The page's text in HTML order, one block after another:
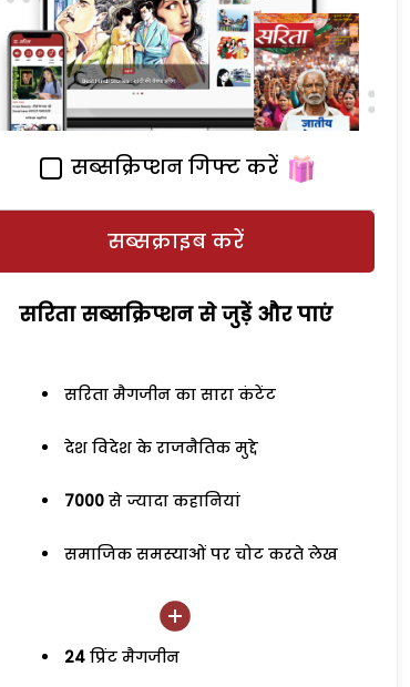
सब्सक्रिप्शन गिफ्ट करें
सब्सक्राइब करें
सरिता सब्सक्रिप्शन से जुड़ेें और पाएं
सरिता मैगजीन का सारा कंटेंट
देश विदेश के राजनैतिक मुद्दे
7000 से ज्यादा कहानियां
समाजिक समस्याओं पर चोट करते लेख
24 प्रिंट मैगजीन